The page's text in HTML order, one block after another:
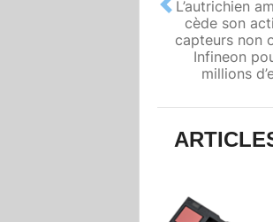
L’autrichien
cède son
capteurs non
Infineon
millions
Previous